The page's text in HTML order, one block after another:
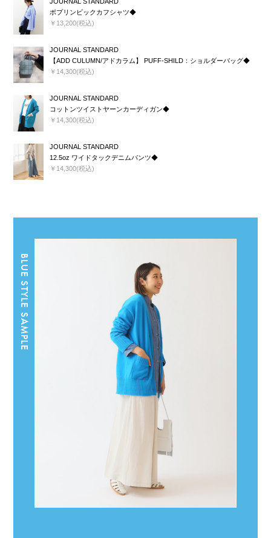
ポプリンビックカフシャツ◆
￥13,200(税込)
JOURNAL STANDARD
【ADD CULUMN/アドカラム】 PUFF-SHILD：ショルダーバッグ◆
￥14,300(税込)
JOURNAL STANDARD
コットンツイストヤーンカーディガン◆
￥14,300(税込)
JOURNAL STANDARD
12.5oz ワイドタックデニムパンツ◆
￥14,300(税込)
BLUE STYLE SAMPLE